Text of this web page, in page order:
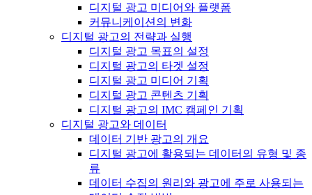
디지털 광고 미디어와 플랫폼
커뮤니케이션의 변화
디지털 광고의 전략과 실행
디지털 광고 목표의 설정
디지털 광고의 타겟 설정
디지털 광고 미디어 기획
디지털 광고 콘텐츠 기획
디지털 광고의 IMC 캠페인 기획
디지털 광고와 데이터
데이터 기반 광고의 개요
디지털 광고에 활용되는 데이터의 유형 및 종
류
데이터 수집의 원리와 광고에 주로 사용되는